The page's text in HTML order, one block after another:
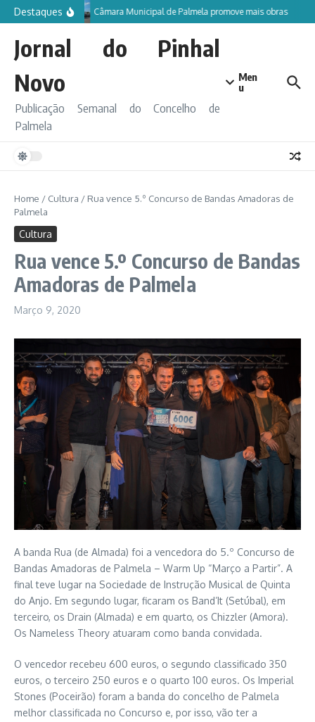
Ir para o conteúdo
Destaques Câmara Municipal de Palmela promove mais obras
Jornal do Pinhal
Novo
Publicação Semanal do Concelho de
Palmela
Men
u
Home / Cultura / Rua vence 5.º Concurso de Bandas Amadoras de
Palmela
Cultura
Rua vence 5.º Concurso de Bandas
Amadoras de Palmela
Março 9, 2020
A banda Rua (de Almada) foi a vencedora do 5.º Concurso de
Bandas Amadoras de Palmela – Warm Up “Março a Partir”. A
final teve lugar na Sociedade de Instrução Musical de Quinta
do Anjo. Em segundo lugar, ficaram os Band’It (Setúbal), em
terceiro, os Drain (Almada) e em quarto, os Chizzler (Amora).
Os Nameless Theory atuaram como banda convidada.
O vencedor recebeu 600 euros, o segundo classificado 350
euros, o terceiro 250 euros e o quarto 100 euros. Os Imperial
Stones (Poceirão) foram a banda do concelho de Palmela
melhor classificada no Concurso e, por isso, vão ter a